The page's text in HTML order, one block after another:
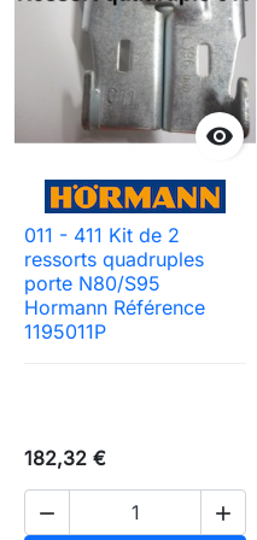

011 - 411 Kit de 2
ressorts quadruples
porte N80/S95
Hormann Référence
1195011P
182,32 €
 